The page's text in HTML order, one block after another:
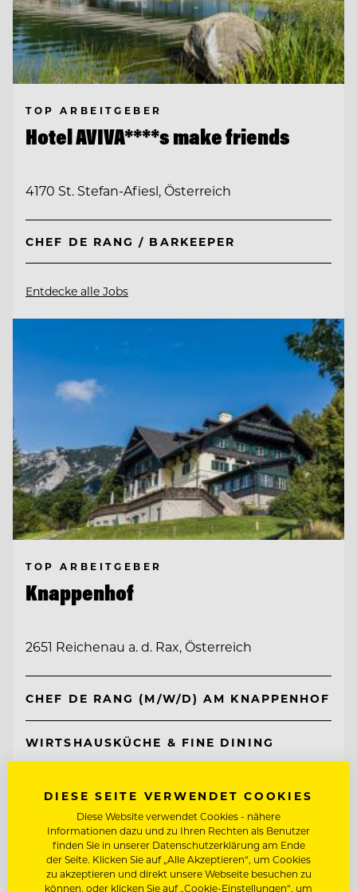
TOP ARBEITGEBER
Hotel AVIVA****s make friends
4170 St. Stefan-Afiesl, Österreich
CHEF DE RANG / BARKEEPER
Entdecke alle Jobs
TOP ARBEITGEBER
Knappenhof
2651 Reichenau a. d. Rax, Österreich
CHEF DE RANG (M/W/D) AM KNAPPENHOF
WIRTSHAUSKÜCHE & FINE DINING
Entdecke alle Jobs
DIESE SEITE VERWENDET COOKIES
Diese Website verwendet Cookies - nähere
Informationen dazu und zu Ihren Rechten als Benutzer
finden Sie in unserer Datenschutzerklärung am Ende
der Seite. Klicken Sie auf „Alle Akzeptieren“, um Cookies
zu akzeptieren und direkt unsere Webseite besuchen zu
können, oder klicken Sie auf „Cookie-Einstellungen“, um